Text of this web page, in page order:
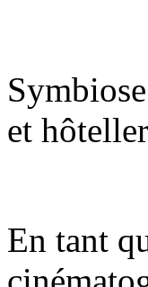
et
En tant